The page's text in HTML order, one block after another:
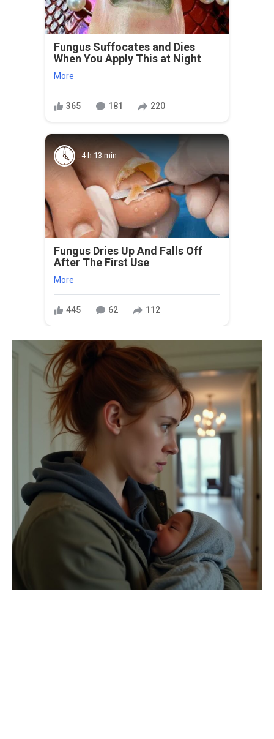
Fungus Suffocates and Dies
When You Apply This at Night
More
365 181 220
4 h 13 min
Fungus Dries Up And Falls Off
After The First Use
More
445 62 112